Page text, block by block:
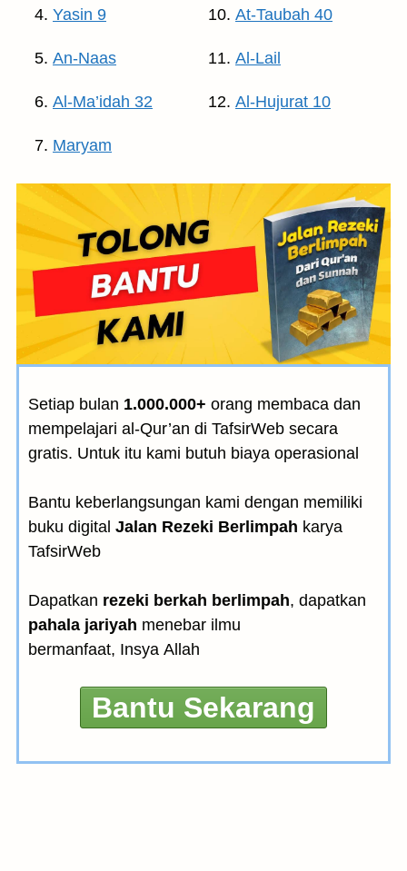
Yasin 9
An-Naas
Al-Ma’idah 32
Maryam
At-Taubah 40
Al-Lail
Al-Hujurat 10
Setiap bulan 1.000.000+ orang membaca dan
mempelajari al-Qur’an di TafsirWeb secara
gratis. Untuk itu kami butuh biaya operasional
Bantu keberlangsungan kami dengan memiliki
buku digital Jalan Rezeki Berlimpah karya
TafsirWeb
Dapatkan rezeki berkah berlimpah, dapatkan
pahala jariyah menebar ilmu
bermanfaat, Insya Allah
Bantu Sekarang